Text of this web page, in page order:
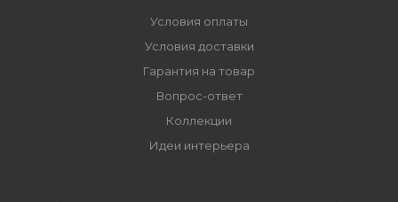
Условия оплаты
Условия доставки
Гарантия на товар
Вопрос-ответ
Коллекции
Идеи интерьера